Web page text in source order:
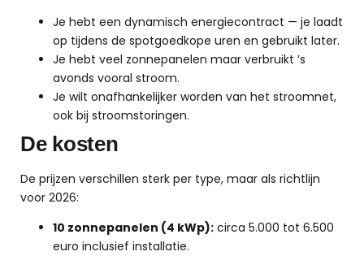
Je hebt een dynamisch energiecontract — je laadt
op tijdens de spotgoedkope uren en gebruikt later.
Je hebt veel zonnepanelen maar verbruikt ’s
avonds vooral stroom.
Je wilt onafhankelijker worden van het stroomnet,
ook bij stroomstoringen.
De kosten
De prijzen verschillen sterk per type, maar als richtlijn
voor 2026:
10 zonnepanelen (4 kWp): circa 5.000 tot 6.500
euro inclusief installatie.